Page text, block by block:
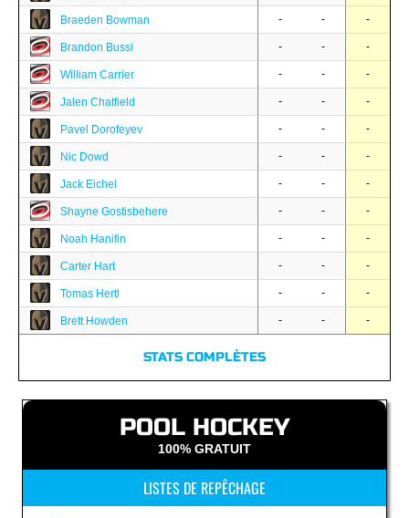
Braeden Bowman - - -
Brandon Bussi - - -
William Carrier - - -
Jalen Chatfield - - -
Pavel Dorofeyev - - -
Nic Dowd - - -
Jack Eichel - - -
Shayne Gostisbehere - - -
Noah Hanifin - - -
Carter Hart - - -
Tomas Hertl - - -
Brett Howden - - -
STATS COMPLÈTES
POOL HOCKEY
100% GRATUIT
LISTES DE REPÊCHAGE